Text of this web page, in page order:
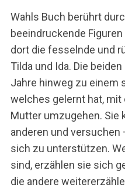
Wahls Buch berührt
beeindruckende
dort die fesselnde und
Tilda und Ida. Die
Jahre hinweg zu einem
welches gelernt hat,
Mutter umzugehen. Sie
anderen und
sich zu unterstützen.
sind, erzählen sie sich
die andere